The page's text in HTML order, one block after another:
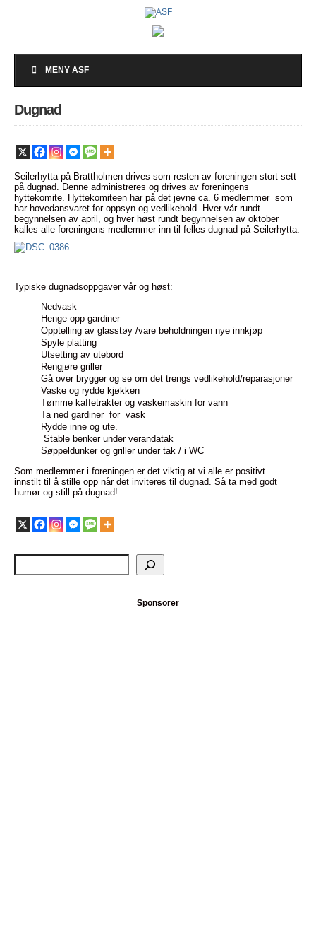
MENY ASF
Dugnad
Seilerhytta på Brattholmen drives som resten av foreningen stort sett
på dugnad. Denne administreres og drives av foreningens
hyttekomite. Hyttekomiteen har på det jevne ca. 6 medlemmer som
har hovedansvaret for oppsyn og vedlikehold. Hver vår rundt
begynnelsen av april, og hver høst rundt begynnelsen av oktober
kalles alle foreningens medlemmer inn til felles dugnad på Seilerhytta.
Typiske dugnadsoppgaver vår og høst:
Nedvask
Henge opp gardiner
Opptelling av glasstøy /vare beholdningen nye innkjøp
Spyle platting
Utsetting av utebord
Rengjøre griller
Gå over brygger og se om det trengs vedlikehold/reparasjoner
Vaske og rydde kjøkken
Tømme kaffetrakter og vaskemaskin for vann
Ta ned gardiner for vask
Rydde inne og ute.
Stable benker under verandatak
Søppeldunker og griller under tak / i WC
Som medlemmer i foreningen er det viktig at vi alle er positivt
innstilt til å stille opp når det inviteres til dugnad. Så ta med godt
humør og still på dugnad!
Sponsorer